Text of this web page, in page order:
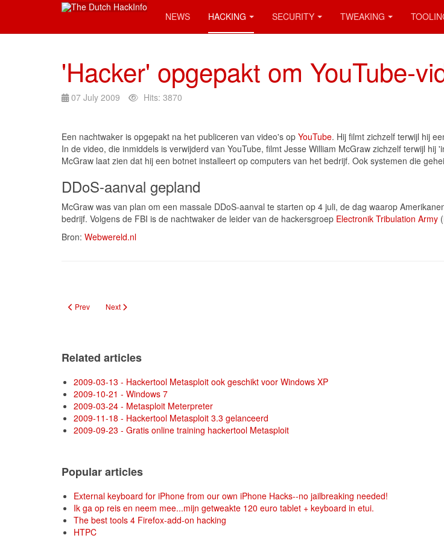
NEWS HACKING SECURITY TWEAKING
'Hacker' opgepakt om YouTube-
07 July 2009 Hits: 3870
Een nachtwaker is opgepakt na het publiceren van video's op YouTube. Hij filmt zichzelf terwijl hij
In de video, die inmiddels is verwijderd van YouTube, filmt Jesse William McGraw zichzelf terwijl
McGraw laat zien dat hij een botnet installeert op computers van het bedrijf. Ook systemen die
DDoS-aanval gepland
McGraw was van plan om een massale DDoS-aanval te starten op 4 juli, de dag waarop
bedrijf. Volgens de FBI is de nachtwaker de leider van de hackersgroep Electronik Tribulation Army
Bron: Webwereld.nl
Previous article: Makkelijke Oracle-hack met Metasploit
Prev Next article: Malware steelt FTP-logins van IBM, Cisco en Symantec
Next
Related articles
2009-03-13 - Hackertool Metasploit ook geschikt voor Windows XP
2009-10-21 - Windows 7
2009-03-24 - Metasploit Meterpreter
2009-11-18 - Hackertool Metasploit 3.3 gelanceerd
2009-09-23 - Gratis online training hackertool Metasploit
Popular articles
External keyboard for iPhone from our own iPhone Hacks--no jailbreaking needed!
Ik ga op reis en neem mee...mijn getweakte 120 euro tablet + keyboard in etui.
The best tools 4 Firefox-add-on hacking
HTPC